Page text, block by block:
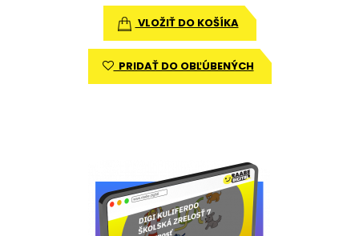
VLOŽIŤ DO KOŠÍKA
PRIDAŤ DO OBĽÚBENÝCH